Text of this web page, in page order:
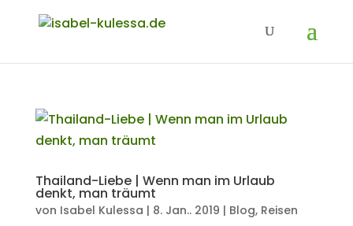
Thailand-Liebe | Wenn man im Urlaub
denkt, man träumt
von Isabel Kulessa | 8. Jan.. 2019 | Blog, Reisen